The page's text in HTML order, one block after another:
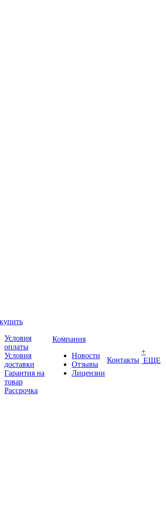
Условия
оплаты
Условия
доставки
Гарантия на
товар
Рассрочка
Компания
Новости
Отзывы
Лицензии
Контакты
+
ЕЩЕ